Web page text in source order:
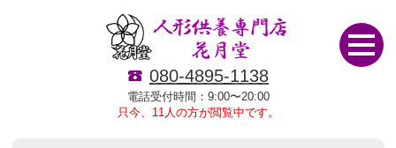
080-4895-1138
電話受付時間：9:00〜20:00
只今、11人の方が閲覧中です。